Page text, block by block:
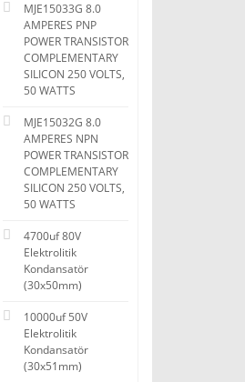
MJE15033G 8.0
AMPERES PNP
POWER TRANSISTOR
COMPLEMENTARY
SILICON 250 VOLTS,
50 WATTS
MJE15032G 8.0
AMPERES NPN
POWER TRANSISTOR
COMPLEMENTARY
SILICON 250 VOLTS,
50 WATTS
4700uf 80V
Elektrolitik
Kondansatör
(30x50mm)
10000uf 50V
Elektrolitik
Kondansatör
(30x51mm)